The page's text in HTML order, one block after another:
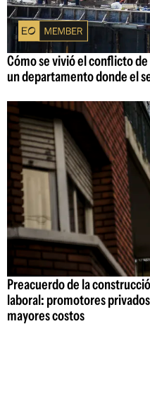
Cómo se vivió el conflicto
un departamento donde el
Preacuerdo de la
laboral: promotores
mayores costos